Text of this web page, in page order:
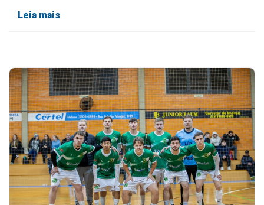
Leia mais